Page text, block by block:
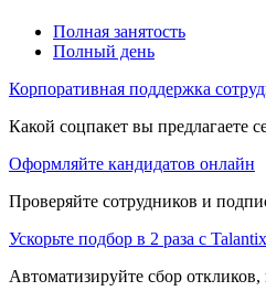
Полная занятость
Полный день
Корпоративная поддержка
Какой соцпакет вы предлагаете
Оформляйте кандидатов онлайн
Проверяйте сотрудников и
Ускорьте подбор в 2 раза с Talantix
Автоматизируйте сбор